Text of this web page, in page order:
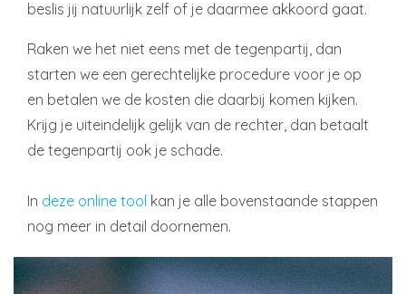
beslis jij natuurlijk zelf of je daarmee akkoord gaat.
Raken we het niet eens met de tegenpartij, dan
starten we een gerechtelijke procedure voor je op
en betalen we de kosten die daarbij komen kijken.
Krijg je uiteindelijk gelijk van de rechter, dan betaalt
de tegenpartij ook je schade.
In deze online tool kan je alle bovenstaande stappen
nog meer in detail doornemen.